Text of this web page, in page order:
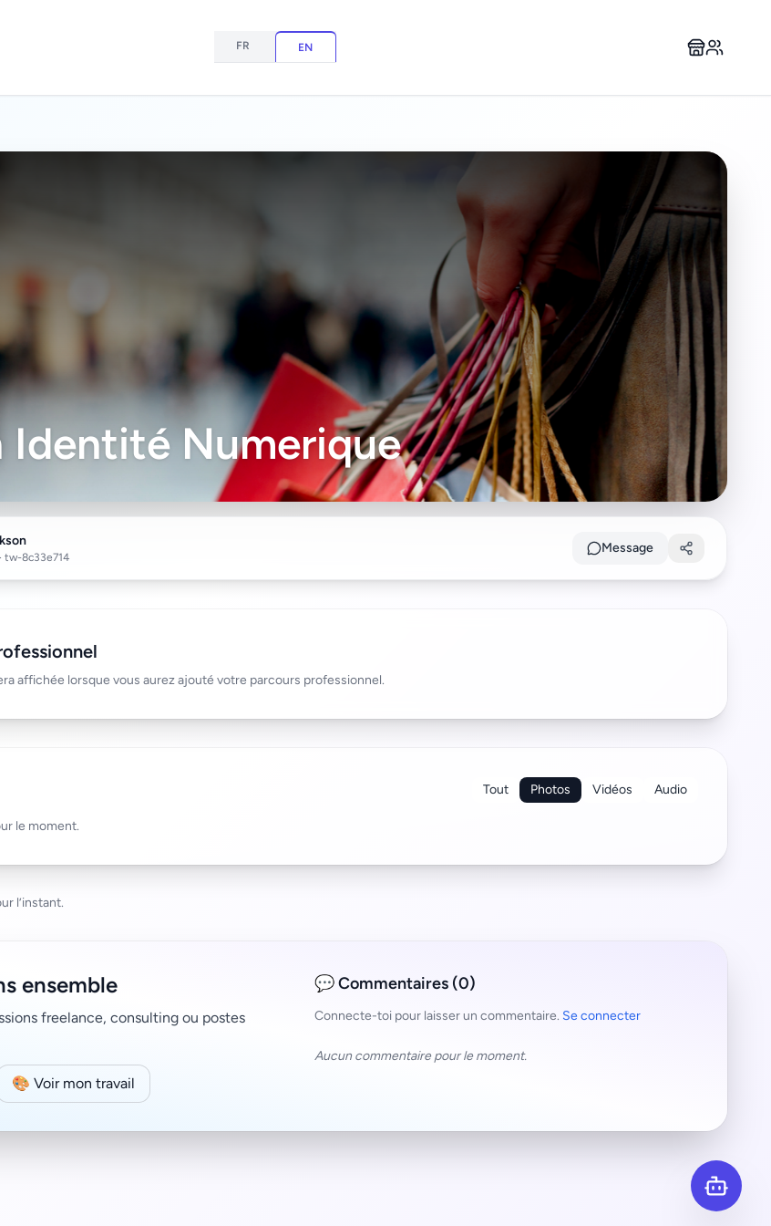
FR EN
Identité Numerique
tw-8c33e714
Message
affichée lorsque vous aurez ajouté votre parcours professionnel.
Tout Photos Vidéos Audio
le moment.
l’instant.
ensemble
freelance, consulting ou postes
🎨 Voir mon travail
💬 Commentaires (0)
Connecte-toi pour laisser un commentaire. Se connecter
Aucun commentaire pour le moment.